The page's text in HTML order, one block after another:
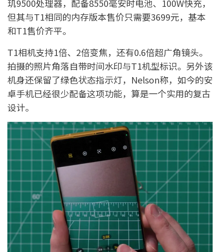
玑9500处理器，配备8550毫安时电池、100W快充，
但其与T1相同的内存版本售价只需要3699元，基本
和T1售价齐平。
T1相机支持1倍、2倍变焦，还有0.6倍超广角镜头。
拍摄的照片角落自带时间水印与T1机型标识。另外该
机身还保留了绿色状态指示灯，Nelson称，如今的安
卓手机已经很少配备这项功能，算是一个实用的复古
设计。